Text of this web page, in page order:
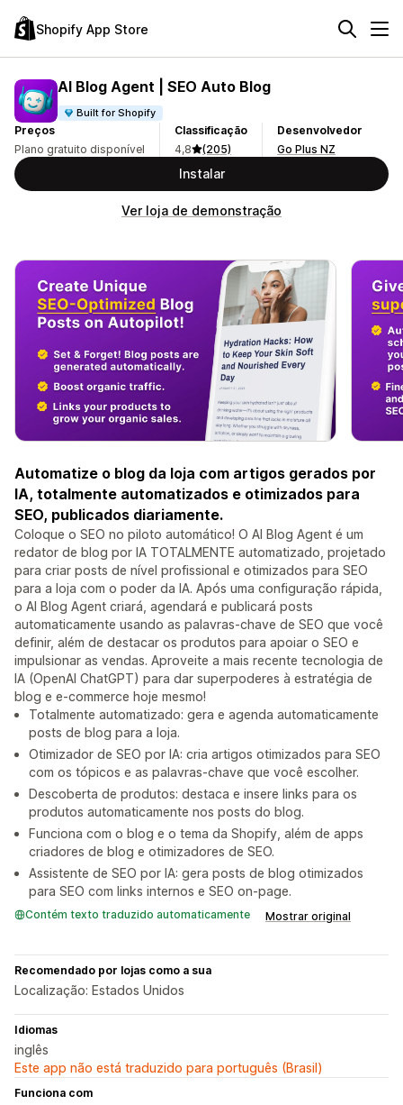
Shopify App Store
AI Blog Agent | SEO Auto Blog
Built for Shopify
Preços
Plano gratuito disponível
Classificação
4,8
(205)
Desenvolvedor
Go Plus NZ
Instalar
Ver loja de demonstração
Automatize o blog da loja com artigos gerados por
IA, totalmente automatizados e otimizados para
SEO, publicados diariamente.
Coloque o SEO no piloto automático! O AI Blog Agent é um
redator de blog por IA TOTALMENTE automatizado, projetado
para criar posts de nível profissional e otimizados para SEO
para a loja com o poder da IA. Após uma configuração rápida,
o AI Blog Agent criará, agendará e publicará posts
automaticamente usando as palavras-chave de SEO que você
definir, além de destacar os produtos para apoiar o SEO e
impulsionar as vendas. Aproveite a mais recente tecnologia de
IA (OpenAI ChatGPT) para dar superpoderes à estratégia de
blog e e-commerce hoje mesmo!
Totalmente automatizado: gera e agenda automaticamente
posts de blog para a loja.
Otimizador de SEO por IA: cria artigos otimizados para SEO
com os tópicos e as palavras-chave que você escolher.
Descoberta de produtos: destaca e insere links para os
produtos automaticamente nos posts do blog.
Funciona com o blog e o tema da Shopify, além de apps
criadores de blog e otimizadores de SEO.
Assistente de SEO por IA: gera posts de blog otimizados
para SEO com links internos e SEO on-page.
Contém texto traduzido automaticamente Mostrar original
Recomendado por lojas como a sua
Localização: Estados Unidos
Idiomas
inglês
Este app não está traduzido para português (Brasil)
Funciona com